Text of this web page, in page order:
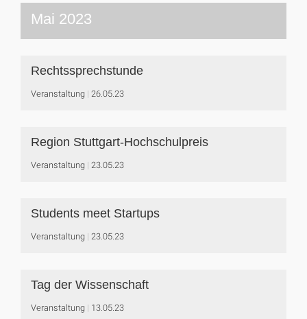
Mai 2023
Rechtssprechstunde
Veranstaltung 26.05.23
Region Stuttgart-Hochschulpreis
Veranstaltung 23.05.23
Students meet Startups
Veranstaltung 23.05.23
Tag der Wissenschaft
Veranstaltung 13.05.23